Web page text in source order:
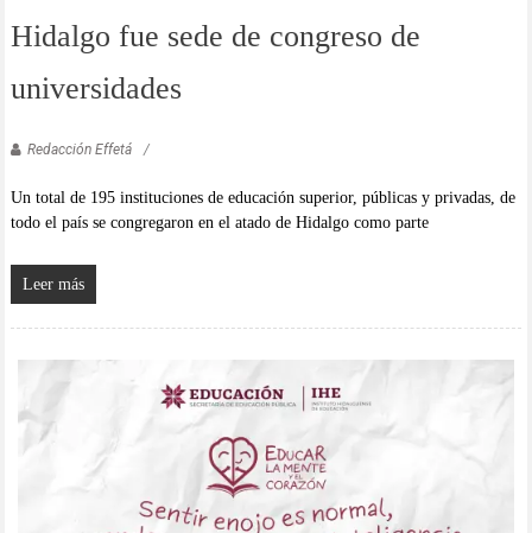
Hidalgo fue sede de congreso de
universidades
Redacción Effetá
Un total de 195 instituciones de educación superior, públicas y privadas, de
todo el país se congregaron en el atado de Hidalgo como parte
Leer más